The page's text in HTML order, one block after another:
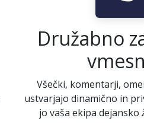
Družabno
Všečki, komentarji,
ustvarjajo dinamično in
jo vaša ekipa dejansko